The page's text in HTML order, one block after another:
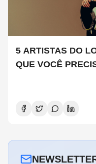
5 ARTISTAS DO
QUE VOCÊ